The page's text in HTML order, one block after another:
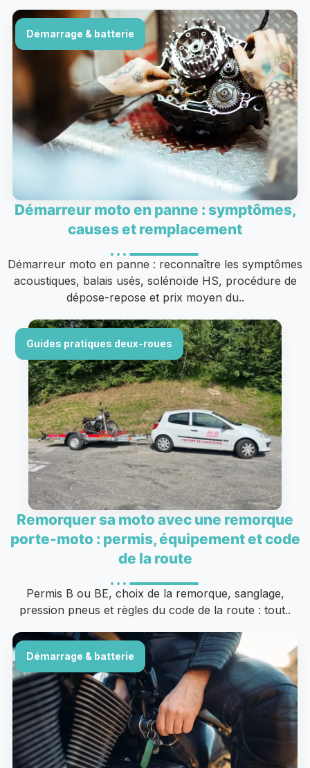
Démarrage & batterie
Démarreur moto en panne : symptômes,
causes et remplacement
Démarreur moto en panne : reconnaître les symptômes
acoustiques, balais usés, solénoïde HS, procédure de
dépose-repose et prix moyen du..
Guides pratiques deux-roues
Remorquer sa moto avec une remorque
porte-moto : permis, équipement et code
de la route
Permis B ou BE, choix de la remorque, sanglage,
pression pneus et règles du code de la route : tout..
Démarrage & batterie